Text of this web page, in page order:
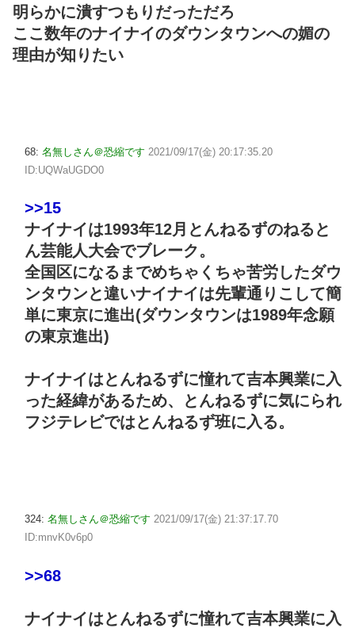
明らかに潰すつもりだっただろ
ここ数年のナイナイのダウンタウンへの媚の
理由が知りたい
68: 名無しさん＠恐縮です 2021/09/17(金) 20:17:35.20
ID:UQWaUGDO0
>>15
ナイナイは1993年12月とんねるずのねると
ん芸能人大会でブレーク。
全国区になるまでめちゃくちゃ苦労したダウ
ンタウンと違いナイナイは先輩通りこして簡
単に東京に進出(ダウンタウンは1989年念願
の東京進出)
ナイナイはとんねるずに憧れて吉本興業に入
った経緯があるため、とんねるずに気にられ
フジテレビではとんねるず班に入る。
324: 名無しさん＠恐縮です 2021/09/17(金) 21:37:17.70
ID:mnvK0v6p0
>>68
ナイナイはとんねるずに憧れて吉本興業に入